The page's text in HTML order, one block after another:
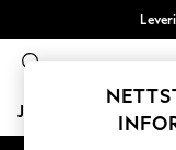
JENTER GUTTER
An error occurred on